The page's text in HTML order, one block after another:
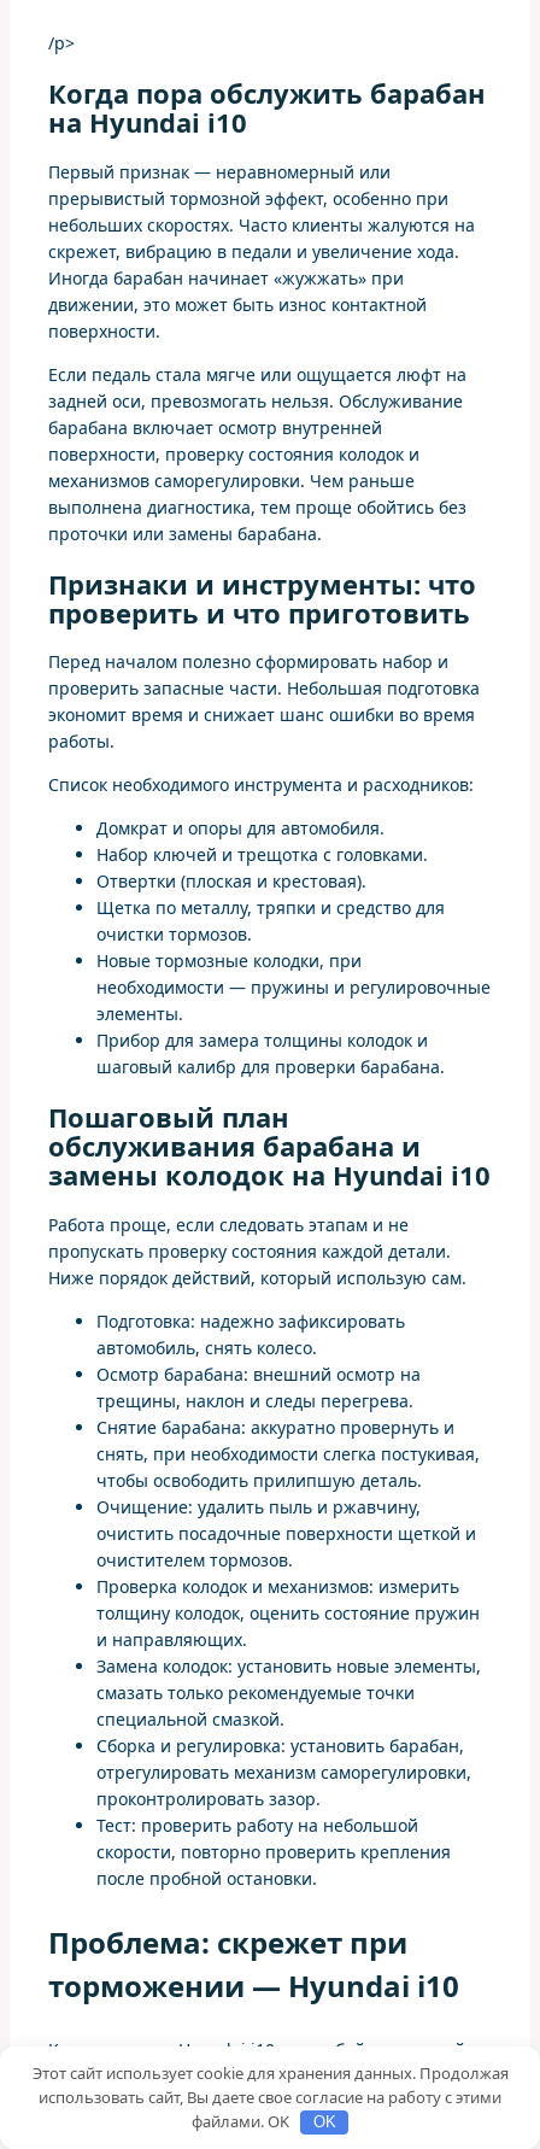
/p>
Когда пора обслужить барабан
на Hyundai i10
Первый признак — неравномерный или
прерывистый тормозной эффект, особенно при
небольших скоростях. Часто клиенты жалуются на
скрежет, вибрацию в педали и увеличение хода.
Иногда барабан начинает «жужжать» при
движении, это может быть износ контактной
поверхности.
Если педаль стала мягче или ощущается люфт на
задней оси, превозмогать нельзя. Обслуживание
барабана включает осмотр внутренней
поверхности, проверку состояния колодок и
механизмов саморегулировки. Чем раньше
выполнена диагностика, тем проще обойтись без
проточки или замены барабана.
Признаки и инструменты: что
проверить и что приготовить
Перед началом полезно сформировать набор и
проверить запасные части. Небольшая подготовка
экономит время и снижает шанс ошибки во время
работы.
Список необходимого инструмента и расходников:
Домкрат и опоры для автомобиля.
Набор ключей и трещотка с головками.
Отвертки (плоская и крестовая).
Щетка по металлу, тряпки и средство для
очистки тормозов.
Новые тормозные колодки, при
необходимости — пружины и регулировочные
элементы.
Прибор для замера толщины колодок и
шаговый калибр для проверки барабана.
Пошаговый план
обслуживания барабана и
замены колодок на Hyundai i10
Работа проще, если следовать этапам и не
пропускать проверку состояния каждой детали.
Ниже порядок действий, который использую сам.
Подготовка: надежно зафиксировать
автомобиль, снять колесо.
Осмотр барабана: внешний осмотр на
трещины, наклон и следы перегрева.
Снятие барабана: аккуратно провернуть и
снять, при необходимости слегка постукивая,
чтобы освободить прилипшую деталь.
Очищение: удалить пыль и ржавчину,
очистить посадочные поверхности щеткой и
очистителем тормозов.
Проверка колодок и механизмов: измерить
толщину колодок, оценить состояние пружин
и направляющих.
Замена колодок: установить новые элементы,
смазать только рекомендуемые точки
специальной смазкой.
Сборка и регулировка: установить барабан,
отрегулировать механизм саморегулировки,
проконтролировать зазор.
Тест: проверить работу на небольшой
скорости, повторно проверить крепления
после пробной остановки.
Проблема: скрежет при
торможении — Hyundai i10
Клиент привез Hyundai i10 с жалобой на громкий
скрежет при торможении и выраженную вибрацию
педали. При осмотре выяснилось, что внутренние
поверхности барабана покрылись пятнами
Этот сайт использует cookie для хранения данных. Продолжая
использовать сайт, Вы даете свое согласие на работу с этими
файлами. OK
OK